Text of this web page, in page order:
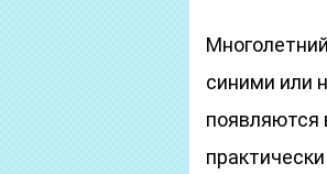
синими или
появляются